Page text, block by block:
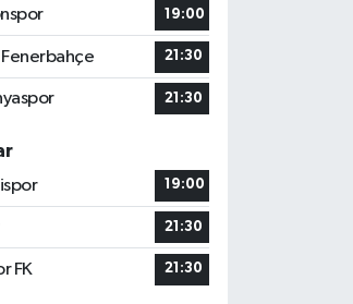
19:00
21:30
21:30
19:00
21:30
FK 21:30